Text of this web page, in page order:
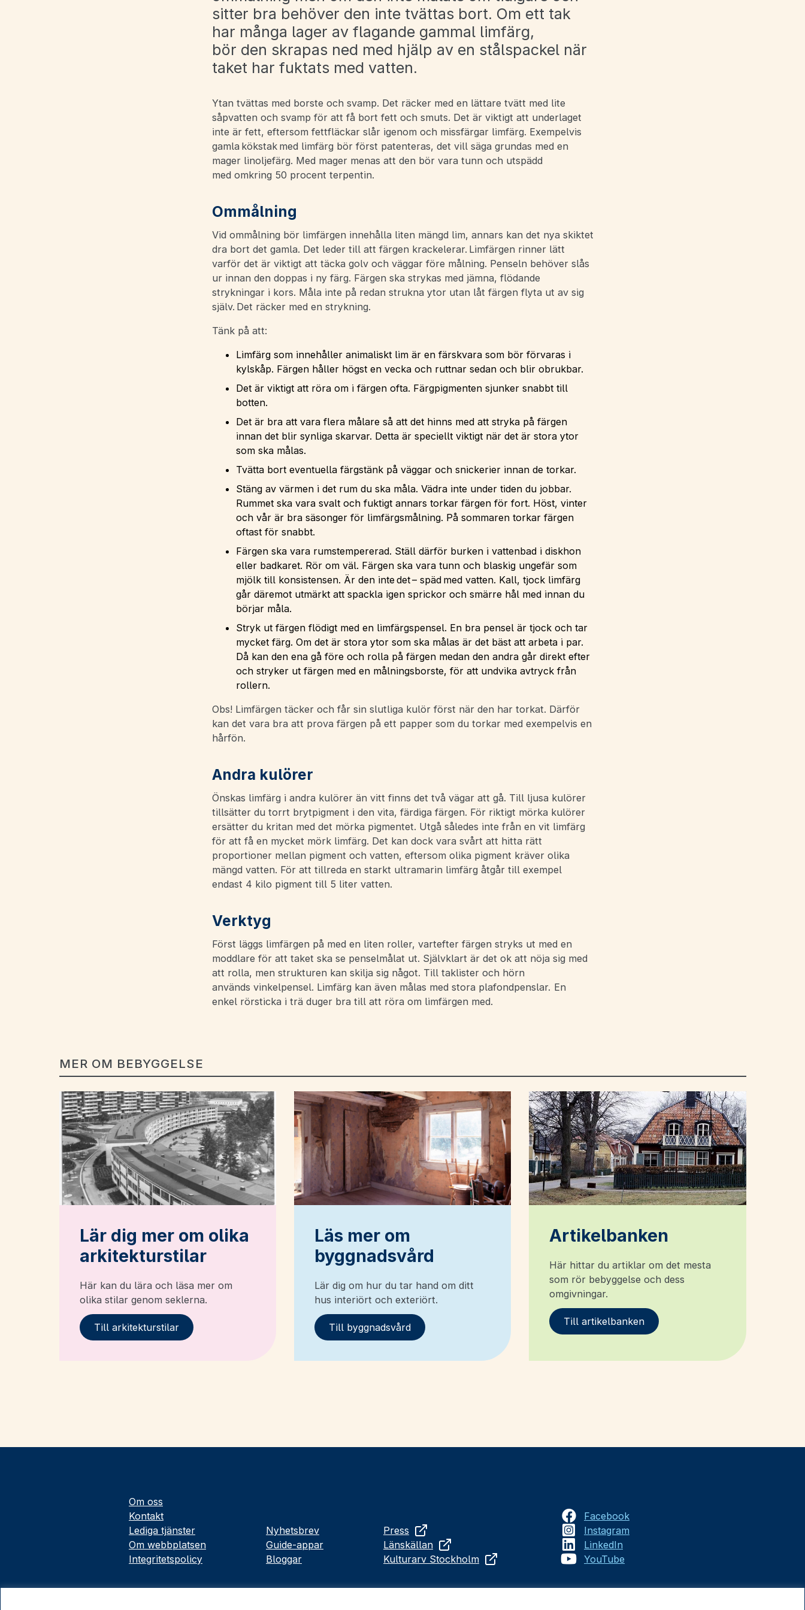
sitter bra behöver den inte tvättas bort. Om ett tak
har många lager av flagande gammal limfärg,
bör den skrapas ned med hjälp av en stålspackel när
taket har fuktats med vatten.
Ytan tvättas med borste och svamp. Det räcker med en lättare tvätt med lite
såpvatten och svamp för att få bort fett och smuts. Det är viktigt att underlaget
inte är fett, eftersom fettfläckar slår igenom och missfärgar limfärg. Exempelvis
gamla kökstak med limfärg bör först patenteras, det vill säga grundas med en
mager linoljefärg. Med mager menas att den bör vara tunn och utspädd
med omkring 50 procent terpentin.
Ommålning
Vid ommålning bör limfärgen innehålla liten mängd lim, annars kan det nya skiktet
dra bort det gamla. Det leder till att färgen krackelerar. Limfärgen rinner lätt
varför det är viktigt att täcka golv och väggar före målning. Penseln behöver slås
ur innan den doppas i ny färg. Färgen ska strykas med jämna, flödande
strykningar i kors. Måla inte på redan strukna ytor utan låt färgen flyta ut av sig
själv. Det räcker med en strykning.
Tänk på att:
Limfärg som innehåller animaliskt lim är en färskvara som bör förvaras i
kylskåp. Färgen håller högst en vecka och ruttnar sedan och blir obrukbar.
Det är viktigt att röra om i färgen ofta. Färgpigmenten sjunker snabbt till
botten.
Det är bra att vara flera målare så att det hinns med att stryka på färgen
innan det blir synliga skarvar. Detta är speciellt viktigt när det är stora ytor
som ska målas.
Tvätta bort eventuella färgstänk på väggar och snickerier innan de torkar.
Stäng av värmen i det rum du ska måla. Vädra inte under tiden du jobbar.
Rummet ska vara svalt och fuktigt annars torkar färgen för fort. Höst, vinter
och vår är bra säsonger för limfärgsmålning. På sommaren torkar färgen
oftast för snabbt.
Färgen ska vara rumstempererad. Ställ därför burken i vattenbad i diskhon
eller badkaret. Rör om väl. Färgen ska vara tunn och blaskig ungefär som
mjölk till konsistensen. Är den inte det – späd med vatten. Kall, tjock limfärg
går däremot utmärkt att spackla igen sprickor och smärre hål med innan du
börjar måla.
Stryk ut färgen flödigt med en limfärgspensel. En bra pensel är tjock och tar
mycket färg. Om det är stora ytor som ska målas är det bäst att arbeta i par.
Då kan den ena gå före och rolla på färgen medan den andra går direkt efter
och stryker ut färgen med en målningsborste, för att undvika avtryck från
rollern.
Obs! Limfärgen täcker och får sin slutliga kulör först när den har torkat. Därför
kan det vara bra att prova färgen på ett papper som du torkar med exempelvis en
hårfön.
Andra kulörer
Önskas limfärg i andra kulörer än vitt finns det två vägar att gå. Till ljusa kulörer
tillsätter du torrt brytpigment i den vita, färdiga färgen. För riktigt mörka kulörer
ersätter du kritan med det mörka pigmentet. Utgå således inte från en vit limfärg
för att få en mycket mörk limfärg. Det kan dock vara svårt att hitta rätt
proportioner mellan pigment och vatten, eftersom olika pigment kräver olika
mängd vatten. För att tillreda en starkt ultramarin limfärg åtgår till exempel
endast 4 kilo pigment till 5 liter vatten.
Verktyg
Först läggs limfärgen på med en liten roller, vartefter färgen stryks ut med en
moddlare för att taket ska se penselmålat ut. Självklart är det ok att nöja sig med
att rolla, men strukturen kan skilja sig något. Till taklister och hörn
används vinkelpensel. Limfärg kan även målas med stora plafondpenslar. En
enkel rörsticka i trä duger bra till att röra om limfärgen med.
MER OM BEBYGGELSE
Lär dig mer om olika
arkitekturstilar
Här kan du lära och läsa mer om
olika stilar genom seklerna.
Till arkitekturstilar
Läs mer om
byggnadsvård
Lär dig om hur du tar hand om ditt
hus interiört och exteriört.
Till byggnadsvård
Artikelbanken
Här hittar du artiklar om det mesta
som rör bebyggelse och dess
omgivningar.
Till artikelbanken
Om oss
Kontakt
Lediga tjänster
Om webbplatsen
Integritetspolicy
Nyhetsbrev
Guide-appar
Bloggar
Press
Länskällan
Kulturarv Stockholm
Facebook
Instagram
LinkedIn
YouTube